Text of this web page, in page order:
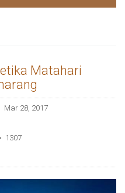
Matahari
Mar 28, 2017
1307